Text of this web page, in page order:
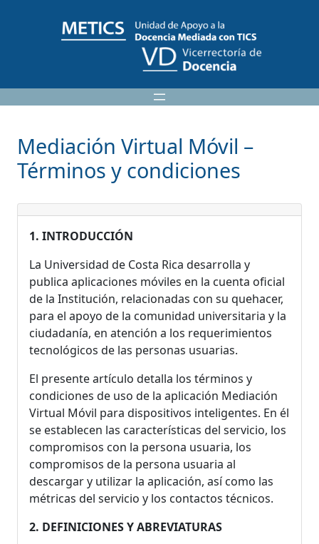
Mediación Virtual Móvil –
Términos y condiciones
1. INTRODUCCIÓN
La Universidad de Costa Rica desarrolla y
publica aplicaciones móviles en la cuenta oficial
de la Institución, relacionadas con su quehacer,
para el apoyo de la comunidad universitaria y la
ciudadanía, en atención a los requerimientos
tecnológicos de las personas usuarias.
El presente artículo detalla los términos y
condiciones de uso de la aplicación Mediación
Virtual Móvil para dispositivos inteligentes. En él
se establecen las características del servicio, los
compromisos con la persona usuaria, los
compromisos de la persona usuaria al
descargar y utilizar la aplicación, así como las
métricas del servicio y los contactos técnicos.
2. DEFINICIONES Y ABREVIATURAS